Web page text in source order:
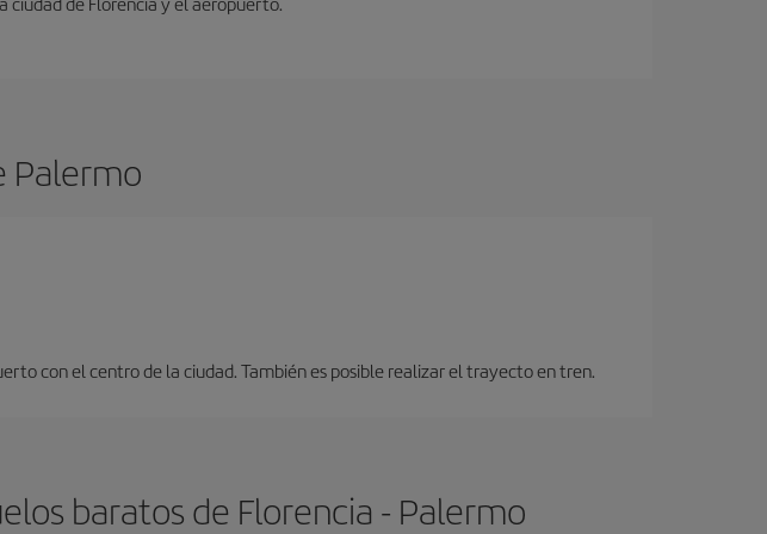
Palermo
con el centro de la ciudad. También es posible realizar el trayecto en tren.
baratos de Florencia - Palermo